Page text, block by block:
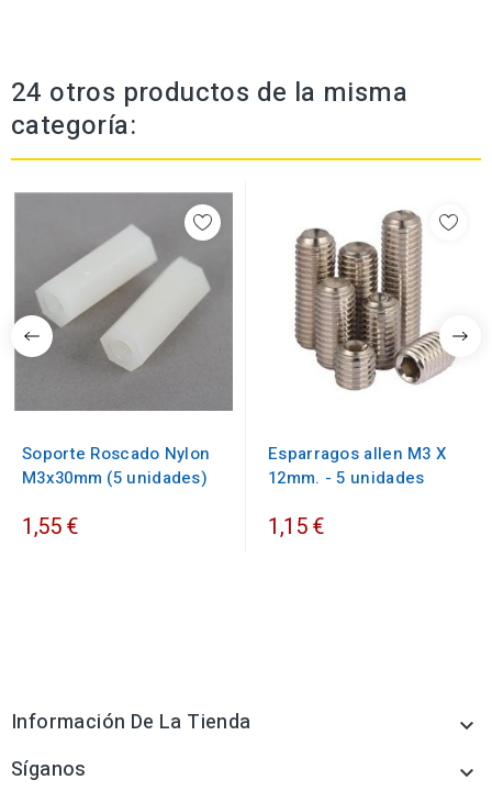
24 otros productos de la misma
categoría:
Soporte Roscado Nylon
M3x30mm (5 unidades)
1,55 €
Esparragos allen M3 X
12mm. - 5 unidades
1,15 €
Información De La Tienda 
Síganos 